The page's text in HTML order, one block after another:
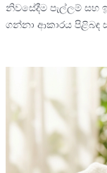
නිවසේදීම පැල්ලම් සහ
ගන්නා ආකාරය පිළිබඳ